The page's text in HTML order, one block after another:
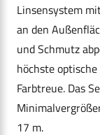
Linsensystem
an den
und Schmutz
höchste
Farbtreue. Das
17 m.